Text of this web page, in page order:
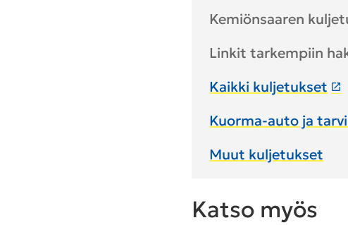
Kemiönsaaren
Linkit tarkempiin
Kaikki kuljetukset
Kuorma-auto ja
Muut kuljetukset
Katso myös